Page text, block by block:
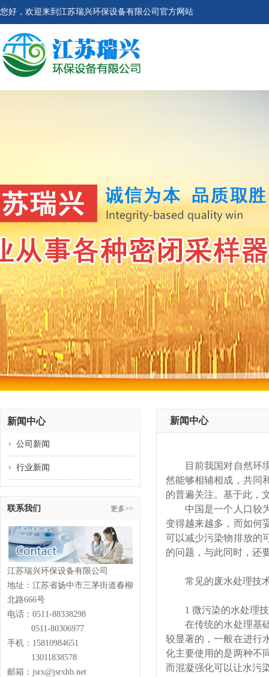
您好，欢迎来到江苏瑞兴环保设备有限公司官方网站
新闻中心
公司新闻
行业新闻
联系我们 更多>>
江苏瑞兴环保设备有限公司
地址：江苏省扬中市三茅街道春柳
北路666号
电话：0511-88338298
0511-80306977
手机：15810984651
13011838578
邮箱：jsrx@jsrxhb.net
新闻中心
目前我国对自然环
然能够相辅相成，共同
的普遍关注。基于此，
中国是一个人口较
变得越来越多，而如何
可以减少污染物排放的
的问题，与此同时，还
常见的废水处理技
1 微污染的水处理
在传统的水处理基
较显著的，一般在进行
化主要使用的是两种不
而混凝强化可以让水污